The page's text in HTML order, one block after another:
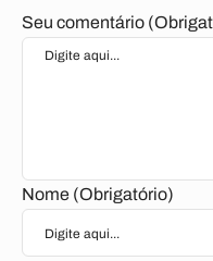
Seu comentário
Nome (Obrigatório)